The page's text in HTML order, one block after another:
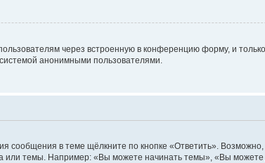
через встроенную в конференцию форму, и
анонимными пользователями.
в теме щёлкните по кнопке «Ответить». Возможно,
темы. Например: «Вы можете начинать темы», «Вы можете